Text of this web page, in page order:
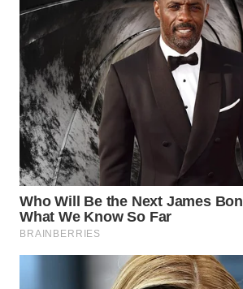
SUBANG
SUKABUMI
WN
PURWAKARTA
WN
PRIANGAN
TIMUR